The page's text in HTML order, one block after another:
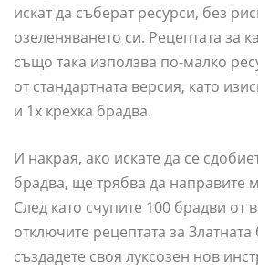
искат да съберат ресурси, без
озеленяването си. Рецептата за
също така използва по-малко
от стандартната версия, като
и 1x крехка брадва.
И накрая, ако искате да се
брадва, ще трябва да направите
След като счупите 100 брадви от
отключите рецептата за Златната
създадете своя луксозен нов